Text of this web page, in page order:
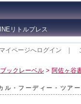
リトルプレス
マイページへログイン ｜
ブックレーベル > 阿佐ヶ谷
ル・フーディー・ツア